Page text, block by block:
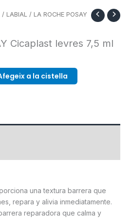
/ LABIAL/ LA ROCHE POSAY
Cicaplast levres 7,5 ml
a la cistella
una textura barrera que
repara y alivia inmediatamente.
reparadora que calma y